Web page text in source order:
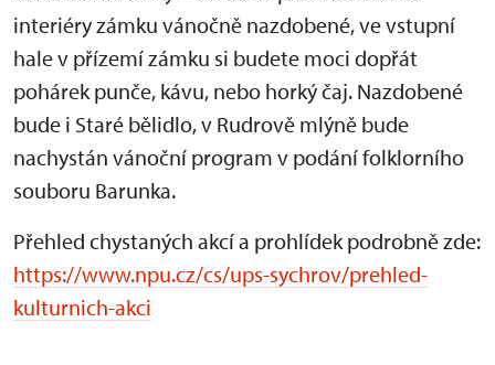
interiéry zámku vánočně nazdobené, ve vstupní
hale v přízemí zámku si budete moci dopřát
pohárek punče, kávu, nebo horký čaj. Nazdobené
bude i Staré bělidlo, v Rudrově mlýně bude
nachystán vánoční program v podání folklorního
souboru Barunka.
Přehled chystaných akcí a prohlídek podrobně zde:
https://www.npu.cz/cs/ups-sychrov/prehled-
kulturnich-akci